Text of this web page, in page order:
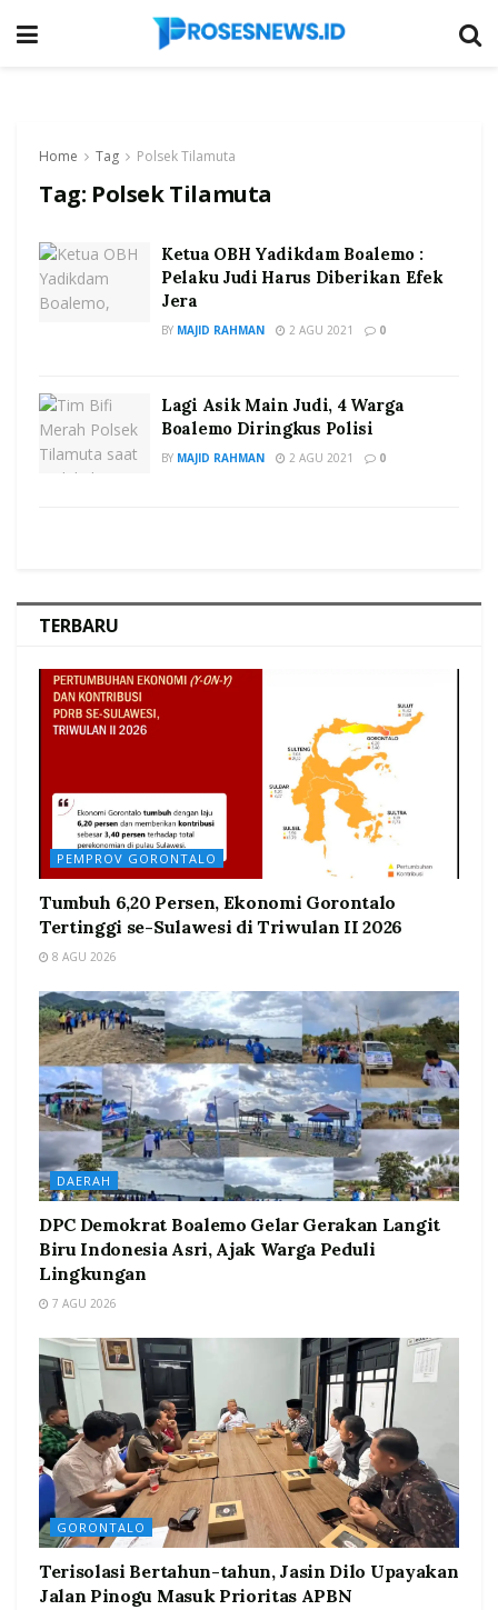
Home Tag Polsek Tilamuta
Tag: Polsek Tilamuta
Ketua OBH Yadikdam Boalemo :
Pelaku Judi Harus Diberikan Efek
Jera
BY MAJID RAHMAN 2 AGU 2021 0
Lagi Asik Main Judi, 4 Warga
Boalemo Diringkus Polisi
BY MAJID RAHMAN 2 AGU 2021 0
TERBARU
PEMPROV GORONTALO
Tumbuh 6,20 Persen, Ekonomi Gorontalo
Tertinggi se-Sulawesi di Triwulan II 2026
8 AGU 2026
DAERAH
DPC Demokrat Boalemo Gelar Gerakan Langit
Biru Indonesia Asri, Ajak Warga Peduli
Lingkungan
7 AGU 2026
GORONTALO
Terisolasi Bertahun-tahun, Jasin Dilo Upayakan
Jalan Pinogu Masuk Prioritas APBN